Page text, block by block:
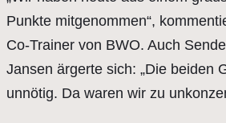
Punkte mitgenommen“,
Co-Trainer von BWO. Auch
Jansen ärgerte sich: „Die beiden
unnötig. Da waren wir zu